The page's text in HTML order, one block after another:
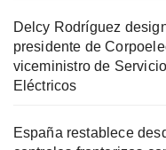
Delcy Rodríguez
presidente de
viceministro de
Eléctricos
España restablece